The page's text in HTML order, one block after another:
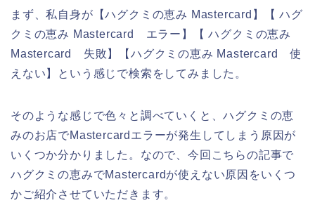
まず、私自身が【ハグクミの恵み Mastercard】【 ハグ
クミの恵み Mastercard エラー】【 ハグクミの恵み
Mastercard 失敗】【ハグクミの恵み Mastercard 使
えない】という感じで検索をしてみました。
そのような感じで色々と調べていくと、ハグクミの恵
みのお店でMastercardエラーが発生してしまう原因が
いくつか分かりました。なので、今回こちらの記事で
ハグクミの恵みでMastercardが使えない原因をいくつ
かご紹介させていただきます。